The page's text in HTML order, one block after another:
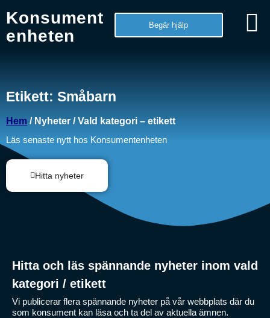
Konsument
enheten
Begär hjälp
Etikett: Småbarn
Hem / Nyheter / Vald kategori – etikett
Läs senaste nytt hos Konsumentenheten
Hitta nyheter
Hitta och läs spännande nyheter inom vald
kategori / etikett
Vi publicerar flera spännande nyheter på vår webbplats där du
som konsument kan läsa och ta del av aktuella ämnen.